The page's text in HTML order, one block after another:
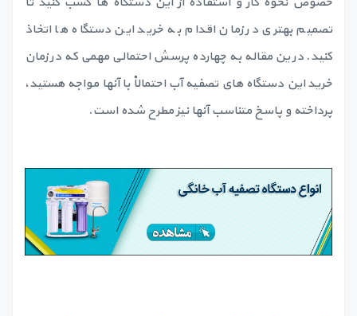
تصمیم بهتری در زمان اقدام به خرید این دستگاه ها اتخاذ
کنید. در ین مقاله به چهارده پرسش احتمالی مهمی که در زمان
خرید این دستگاه های تصفیه آب احتمالاْ با آنها مواجه هستید،
پرداخته و پاسخ متناسب آنها نیز مطرح شده است.